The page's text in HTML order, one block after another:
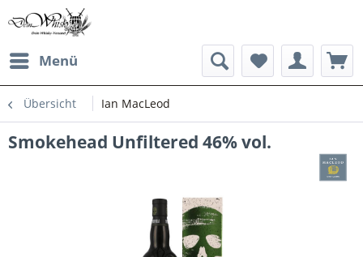
Menü
Übersicht Ian MacLeod
Smokehead Unfiltered 46% vol.